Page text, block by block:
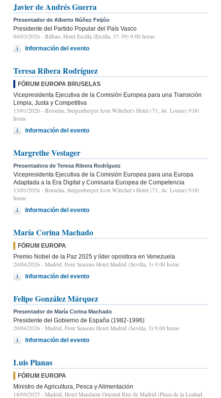
Javier de Andrés Guerra
Presentador de Alberto Núñez Feijóo
Presidente del Partido Popular del País Vasco
04/03/2026 - Bilbao, Hotel Ercilla (Ercilla, 37-39) 9:00 horas
Información del evento
Teresa Ribera Rodríguez
FÓRUM EUROPA BRUSELAS
Vicepresidenta Ejecutiva de la Comisión Europea para una Transición
Limpia, Justa y Competitiva
13/01/2026 - Bruselas, Steigenberger Icon Wiltcher's Hotel (71, Av. Louise) 9:00
horas
Información del evento
Margrethe Vestager
Presentadora de Teresa Ribera Rodríguez
Vicepresidenta Ejecutiva de la Comisión Europea para una Europa
Adaptada a la Era Digital y Comisaria Europea de Competencia
13/01/2026 - Bruselas, Steigenberger Icon Wiltcher's Hotel (71, Av. Louise) 9:00
horas
Información del evento
María Corina Machado
FÓRUM EUROPA
Premio Nobel de la Paz 2025 y líder opositora en Venezuela
20/04/2026 - Madrid, Four Seasons Hotel Madrid (Sevilla, 3) 9.00 horas
Información del evento
Felipe González Márquez
Presentador de María Corina Machado
Presidente del Gobierno de España (1982-1996)
20/04/2026 - Madrid, Four Seasons Hotel Madrid (Sevilla, 3) 9.00 horas
Información del evento
Luis Planas
FÓRUM EUROPA
Ministro de Agricultura, Pesca y Alimentación
18/09/2025 - Madrid, Hotel Mandarin Oriental Ritz de Madrid (Plaza de la Lealtad,